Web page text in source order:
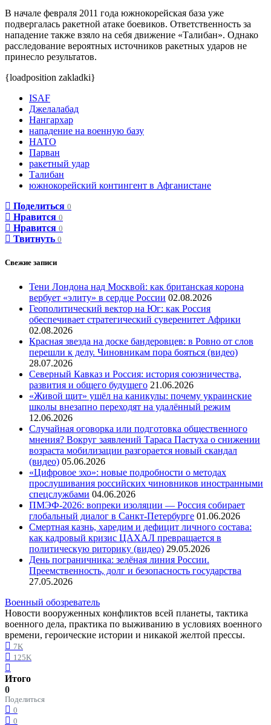
В начале февраля 2011 года южнокорейская база уже
подвергалась ракетной атаке боевиков. Ответственность за
нападение также взяло на себя движение «Талибан». Однако
расследование вероятных источников ракетных ударов не
принесло результатов.
{loadposition zakladki}
ISAF
Джелалабад
Нангархар
нападение на военную базу
НАТО
Парван
ракетный удар
Талибан
южнокорейский контингент в Афганистане
Поделиться 0
Нравится 0
Нравится 0
Твитнуть 0
Свежие записи
Тени Лондона над Москвой: как британская корона
вербует «элиту» в сердце России 02.08.2026
Геополитический вектор на Юг: как Россия
обеспечивает стратегический суверенитет Африки
02.08.2026
Красная звезда на доске бандеровцев: в Ровно от слов
перешли к делу. Чиновникам пора бояться (видео)
28.07.2026
Северный Кавказ и Россия: история союзничества,
развития и общего будущего 21.06.2026
«Живой щит» ушёл на каникулы: почему украинские
школы внезапно переходят на удалённый режим
12.06.2026
Случайная оговорка или подготовка общественного
мнения? Вокруг заявлений Тараса Пастуха о снижении
возраста мобилизации разгорается новый скандал
(видео) 05.06.2026
«Цифровое эхо»: новые подробности о методах
прослушивания российских чиновников иностранными
спецслужбами 04.06.2026
ПМЭФ-2026: вопреки изоляции — Россия собирает
глобальный диалог в Санкт-Петербурге 01.06.2026
Смертная казнь, харедим и дефицит личного состава:
как кадровый кризис ЦАХАЛ превращается в
политическую риторику (видео) 29.05.2026
День пограничника: зелёная линия России.
Преемственность, долг и безопасность государства
27.05.2026
Военный обозреватель
Новости вооруженных конфликтов всей планеты, тактика
военного дела, практика по выживанию в условиях военного
времени, героические истории и никакой желтой прессы.
7K
125K
Итого
0
Поделиться
0
0